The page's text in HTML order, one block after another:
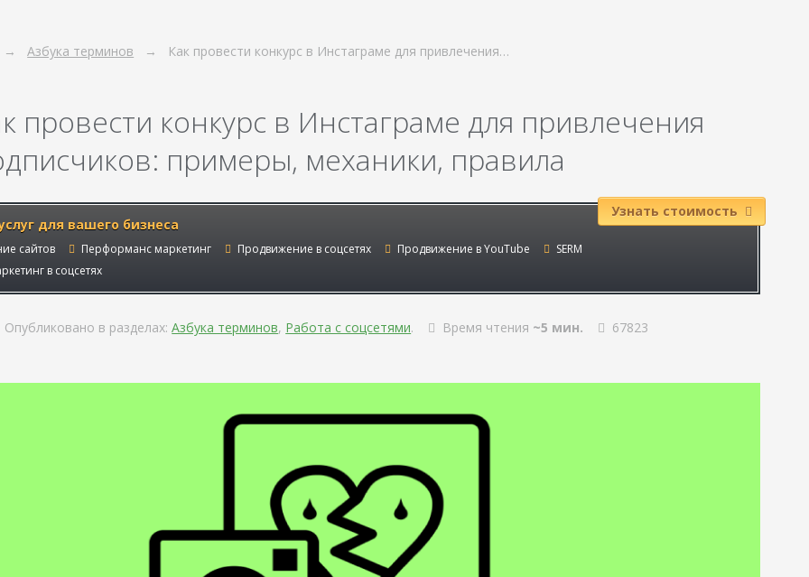
Азбука терминов Как провести конкурс в Инстаграме для привлечения…
провести конкурс в Инстаграме для привлечения
примеры, механики, правила
для вашего бизнеса
сайтов Перформанс маркетинг Продвижение в соцсетях Продвижение в YouTube
SERM
в соцсетях
Узнать стоимость
Опубликовано в разделах: Азбука терминов, Работа с соцсетями. Время чтения ~5 мин. 67823